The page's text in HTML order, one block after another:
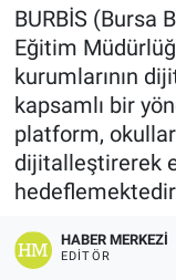
BURBİS (Bursa
Eğitim
kurumlarının
kapsamlı bir
platform,
dijitalleştirerek
HABER MERKEZI
EDITÖR